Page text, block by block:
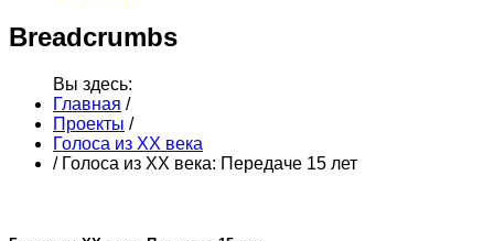
Breadcrumbs
Вы здесь:
Главная /
Проекты /
Голоса из ХХ века
/ Голоса из ХХ века: Передаче 15 лет